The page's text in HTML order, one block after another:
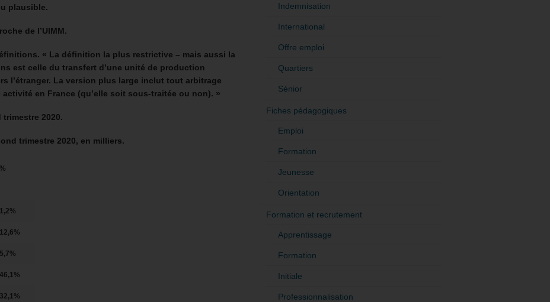
plausible.
de l’UIMM.
« La définition la plus restrictive – mais aussi la
est celle du transfert d’une unité de production
l’étranger. La version plus large inclut tout arbitrage
activité en France (qu’elle soit sous-traitée ou non). »
trimestre 2020.
trimestre 2020, en milliers.
%
1,2%
12,6%
5,7%
46,1%
32,1%
Indemnisation
International
Offre emploi
Quartiers
Sénior
Fiches pédagogiques
Emploi
Formation
Jeunesse
Orientation
Formation et recrutement
Apprentissage
Formation
Initiale
Professionnalisation